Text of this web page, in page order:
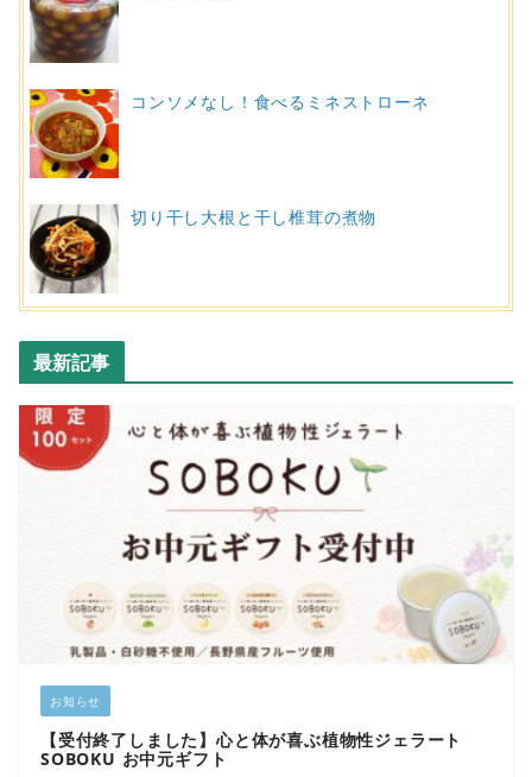
コンソメなし！食べるミネストローネ
切り干し大根と干し椎茸の煮物
最新記事
お知らせ
【受付終了しました】心と体が喜ぶ植物性ジェラート
SOBOKU お中元ギフト